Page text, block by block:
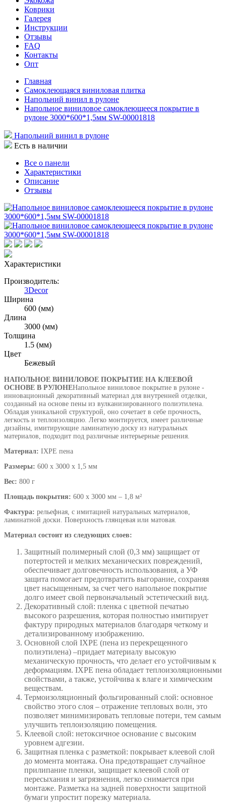
Коврики
Галерея
Инструкции
Отзывы
FAQ
Контакты
Опт
Главная
Самоклеющаяся виниловая плитка
Напольний винил в рулоне
Напольное виниловое самоклеющееся покрытие в
рулоне 3000*600*1,5мм SW-00001818
Напольний винил в рулоне
Есть в наличии
Все о панели
Характеристики
Описание
Отзывы
Характеристики
Производитель:
3Decor
Ширина
600 (мм)
Длина
3000 (мм)
Толщина
1.5 (мм)
Цвет
Бежевый
НАПОЛЬНОЕ ВИНИЛОВОЕ ПОКРЫТИЕ НА КЛЕЕВОЙ
ОСНОВЕ В РУЛОНЕНапольное виниловое покрытие в рулоне -
инновационный декоративный материал для внутренней отделки,
созданный на основе пены из вулканизированного полиэтилена.
Обладая уникальной структурой, оно сочетает в себе прочность,
легкость и теплоизоляцию. Легко монтируется, имеет различные
дизайны, имитирующие ламинатную доску из натуральных
материалов, подходит под различные интерьерные решения.
Материал: IXPE пена
Размеры: 600 х 3000 х 1,5 мм
Вес: 800 г
Площадь покрытия: 600 х 3000 мм – 1,8 м²
Фактура: рельефная, с имитацией натуральных материалов,
ламинатной доски. Поверхность глянцевая или матовая.
Материал состоит из следующих слоев:
Защитный полимерный слой (0,3 мм) защищает от
потертостей и мелких механических повреждений,
обеспечивает долговечность использования, а УФ
защита помогает предотвратить выгорание, сохраняя
цвет насыщенным, за счет чего напольное покрытие
долго имеет свой первоначальный эстетический вид.
Декоративный слой: пленка с цветной печатью
высокого разрешения, которая полностью имитирует
фактуру природных материалов благодаря четкому и
детализированному изображению.
Основной слой IXPE (пена из перекрещенного
полиэтилена) –придает материалу высокую
механическую прочность, что делает его устойчивым к
деформациям. IXPE пена обладает теплоизоляционными
свойствами, а также, устойчива к влаге и химическим
веществам.
Термоизоляционный фольгированный слой: основное
свойство этого слоя – отражение тепловых волн, это
позволяет минимизировать тепловые потери, тем самым
улучшить теплоизоляцию помещения.
Клеевой слой: нетоксичное основание с высоким
уровнем адгезии.
Защитная пленка с разметкой: покрывает клеевой слой
до момента монтажа. Она предотвращает случайное
прилипание пленки, защищает клеевой слой от
пересыхания и загрязнения, легко снимается при
монтаже. Разметка на задней поверхности защитной
бумаги упростит порезку материала.